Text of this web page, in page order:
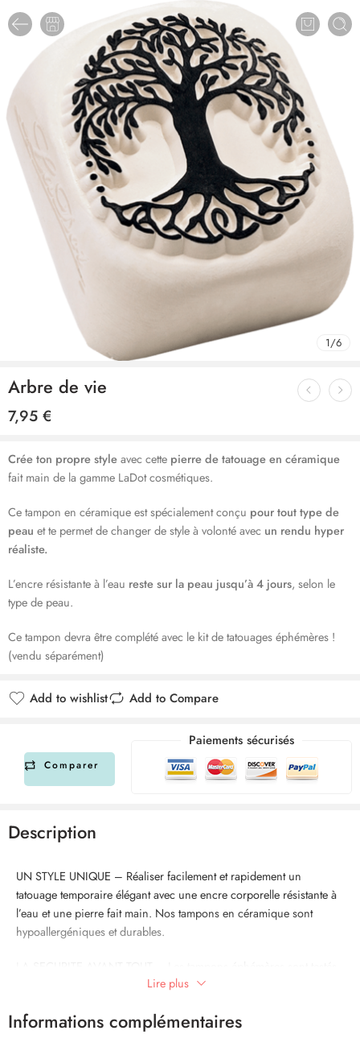
1/6
Arbre de vie
7,95 €
Crée ton propre styleavec cette pierre de tatouage en céramique
fait main de la gamme LaDot cosmétiques.
Ce tampon en céramique est spécialement conçu pour tout type de
peau et te permet de changer de style à volonté avec un rendu hyper
réaliste.
L’encre résistante à l’eau reste sur la peau jusqu’à 4 jours, selon le
type de peau.
Ce tampon devra être complété avec le kit de tatouages éphémères !
(vendu séparément)
Add to wishlist Add to Compare
Comparer
Paiements sécurisés
Description
UN STYLE UNIQUE – Réaliser facilement et rapidement un
tatouage temporaire élégant avec une encre corporelle résistante à
l’eau et une pierre fait main. Nos tampons en céramique sont
hypoallergéniques et durables.
et certifiés selon les exigences légales européennes et sont
Lire plus
Informations complémentaires